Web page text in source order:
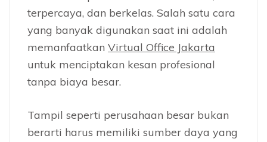
terpercaya, dan berkelas. Salah satu cara
yang banyak digunakan saat ini adalah
memanfaatkan Virtual Office Jakarta
untuk menciptakan kesan profesional
tanpa biaya besar.
Tampil seperti perusahaan besar bukan
berarti harus memiliki sumber daya yang